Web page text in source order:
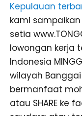
Kepulauan
kami
setia
lowongan kerja
Indonesia
wilayah
bermanfaat
atau SHARE ke